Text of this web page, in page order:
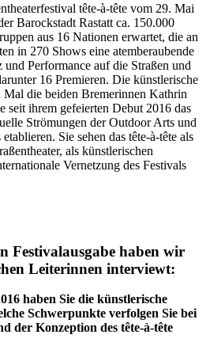
tête-à-tête vom 29. Mai
Barockstadt Rastatt ca. 150.000
aus 16 Nationen erwartet, die an
in 270 Shows eine atemberaubende
Performance auf die Straßen und
16 Premieren. Die künstlerische
die beiden Bremerinnen Kathrin
seit ihrem gefeierten Debut 2016 das
Strömungen der Outdoor Arts und
Sie sehen das tête-à-tête als
als künstlerischen
Vernetzung des Festivals
Festivalausgabe haben wir
Leiterinnen interviewt:
haben Sie die künstlerische
Schwerpunkte verfolgen Sie bei
der Konzeption des tête-à-tête